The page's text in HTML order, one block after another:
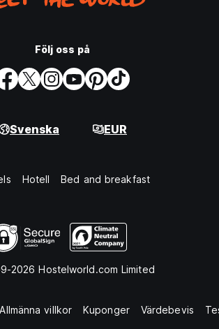
Följ oss på
Svenska EUR
Hotell Bed and breakfast
2026 Hostelworld.com Limited
Allmänna villkor Kuponger Värdebevis